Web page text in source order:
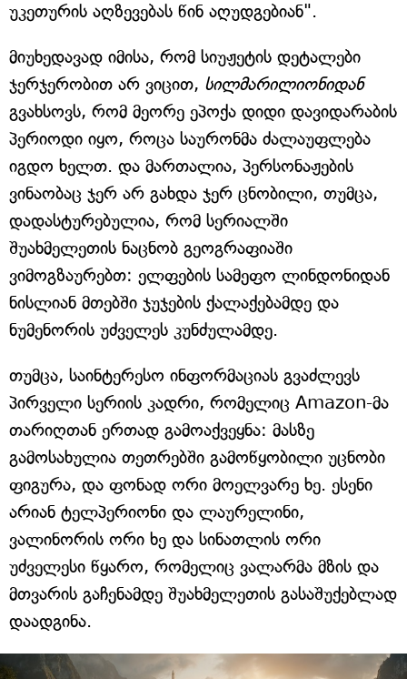
უკეთურის აღზევებას წინ აღუდგებიან".
მიუხედავად იმისა, რომ სიუჟეტის დეტალები
ჯერჯერობით არ ვიცით, სილმარილიონიდან
გვახსოვს, რომ მეორე ეპოქა დიდი დავიდარაბის
პერიოდი იყო, როცა საურონმა ძალაუფლება
იგდო ხელთ. და მართალია, პერსონაჟების
ვინაობაც ჯერ არ გახდა ჯერ ცნობილი, თუმცა,
დადასტურებულია, რომ სერიალში
შუახმელეთის ნაცნობ გეოგრაფიაში
ვიმოგზაურებთ: ელფების სამეფო ლინდონიდან
ნისლიან მთებში ჯუჯების ქალაქებამდე და
ნუმენორის უძველეს კუნძულამდე.
თუმცა, საინტერესო ინფორმაციას გვაძლევს
პირველი სერიის კადრი, რომელიც Amazon-მა
თარიღთან ერთად გამოაქვეყნა: მასზე
გამოსახულია თეთრებში გამოწყობილი უცნობი
ფიგურა, და ფონად ორი მოელვარე ხე. ესენი
არიან ტელპერიონი და ლაურელინი,
ვალინორის ორი ხე და სინათლის ორი
უძველესი წყარო, რომელიც ვალარმა მზის და
მთვარის გაჩენამდე შუახმელეთის გასაშუქებლად
დაადგინა.